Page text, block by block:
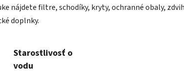
nájdete filtre, schodíky, kryty, ochranné obaly,
doplnky.
Starostlivosť o
vodu